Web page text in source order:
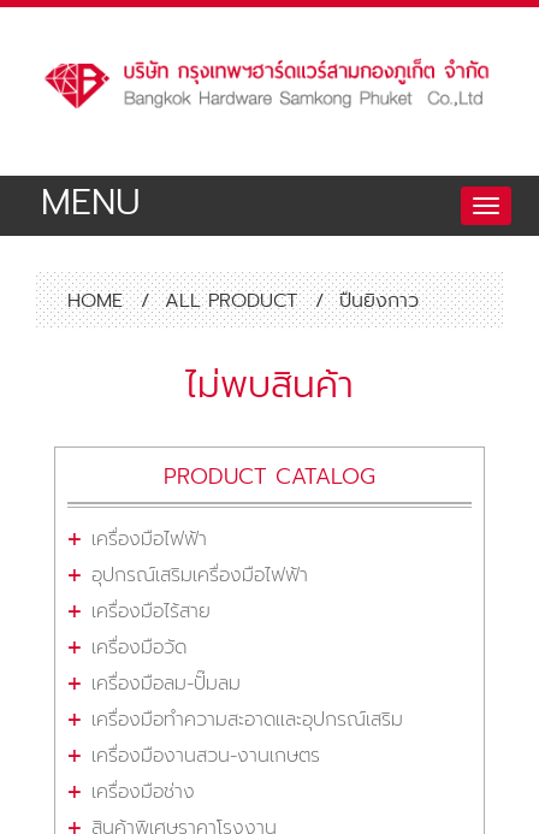
Toggle
MENU
HOME / ALL PRODUCT / ปืนยิงกาว
ไม่พบสินค้า
PRODUCT CATALOG
เครื่องมือไฟฟ้า
อุปกรณ์เสริมเครื่องมือไฟฟ้า
เครื่องมือไร้สาย
เครื่องมือวัด
เครื่องมือลม-ปั๊มลม
เครื่องมือทำความสะอาดและอุปกรณ์เสริม
เครื่องมืองานสวน-งานเกษตร
เครื่องมือช่าง
สินค้าพิเศษราคาโรงงาน